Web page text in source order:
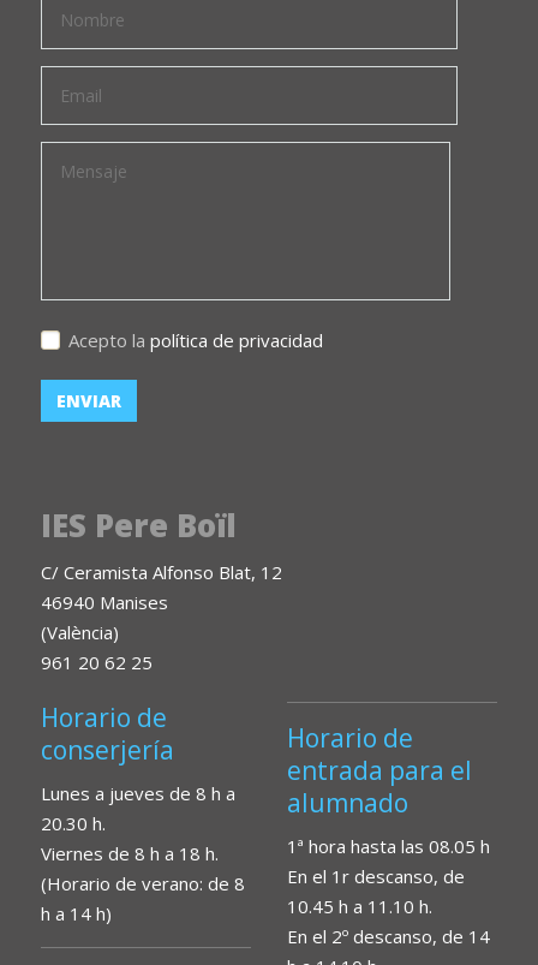
Acepto la política de privacidad
IES Pere Boïl
C/ Ceramista Alfonso Blat, 12
46940 Manises
(València)
961 20 62 25
Horario de
conserjería
Lunes a jueves de 8 h a
20.30 h.
Viernes de 8 h a 18 h.
(Horario de verano: de 8
h a 14 h)
Horario de
entrada para el
alumnado
1ª hora hasta las 08.05 h
En el 1r descanso, de
10.45 h a 11.10 h.
En el 2º descanso, de 14